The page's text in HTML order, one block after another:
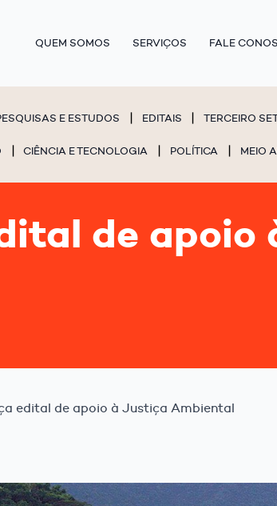
QUEM SOMOS SERVIÇOS FALE
E ESTUDOS EDITAIS TERCEIRO
CIÊNCIA E TECNOLOGIA POLÍTICA MEIO
de apoio
edital de apoio à Justiça Ambiental